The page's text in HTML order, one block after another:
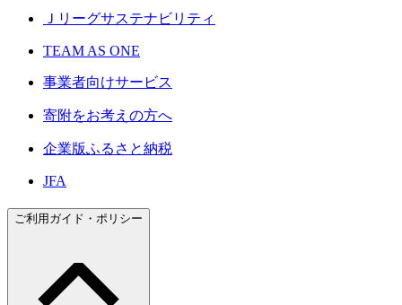
Ｊリーグサステナビリティ
TEAM AS ONE
事業者向けサービス
寄附をお考えの方へ
企業版ふるさと納税
JFA
ご利用ガイド・ポリシー